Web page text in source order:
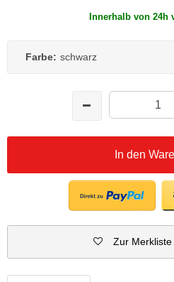
Innerhalb von 24h
Farbe: schwarz
In den
Zur